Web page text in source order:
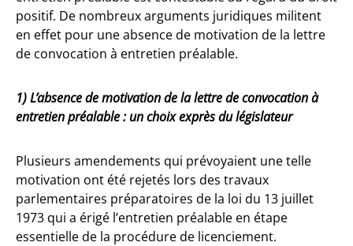
positif. De nombreux arguments juridiques militent
en effet pour une absence de motivation de la lettre
de convocation à entretien préalable.
1) L’absence de motivation de la lettre de convocation à
entretien préalable : un choix exprès du législateur
Plusieurs amendements qui prévoyaient une telle
motivation ont été rejetés lors des travaux
parlementaires préparatoires de la loi du 13 juillet
1973 qui a érigé l’entretien préalable en étape
essentielle de la procédure de licenciement.